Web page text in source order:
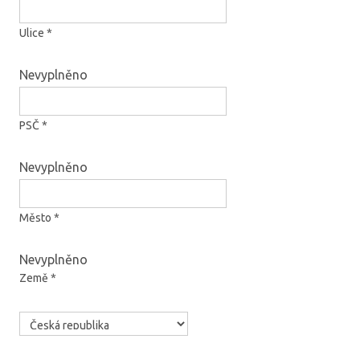
Ulice *
Nevyplněno
PSČ *
Nevyplněno
Město *
Nevyplněno
Země *